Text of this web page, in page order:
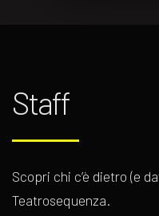
Staff
Scopri chi c’è dietro (e
Teatrosequenza.